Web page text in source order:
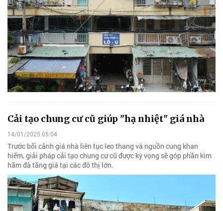
Cải tạo chung cư cũ giúp "hạ nhiệt" giá nhà
14/01/2025 05:04
Trước bối cảnh giá nhà liên tục leo thang và nguồn cung khan
hiếm, giải pháp cải tạo chung cư cũ được kỳ vọng sẽ góp phần kìm
hãm đà tăng giá tại các đô thị lớn.